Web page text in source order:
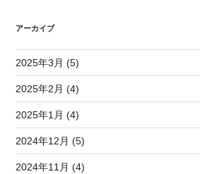
アーカイブ
2025年3月 (5)
2025年2月 (4)
2025年1月 (4)
2024年12月 (5)
2024年11月 (4)